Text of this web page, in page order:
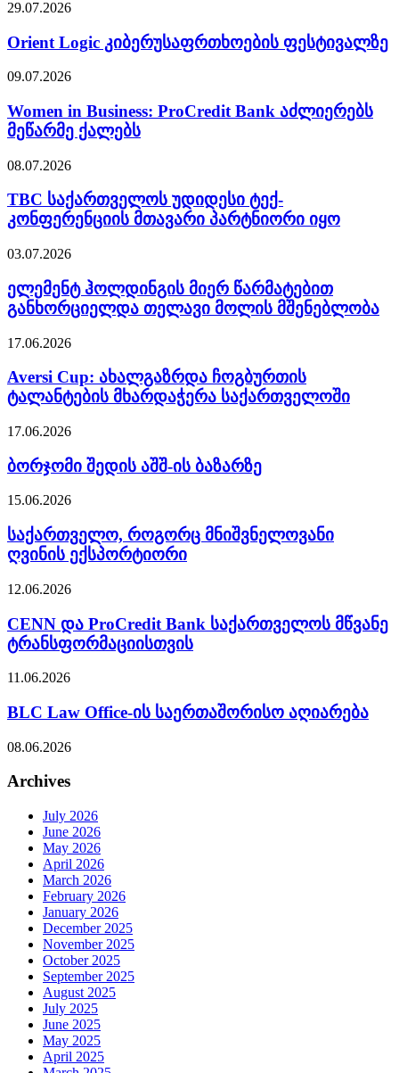
29.07.2026
Orient Logic კიბერუსაფრთხოების ფესტივალზე
09.07.2026
Women in Business: ProCredit Bank აძლიერებს
მეწარმე ქალებს
08.07.2026
TBC საქართველოს უდიდესი ტექ-
კონფერენციის მთავარი პარტნიორი იყო
03.07.2026
ელემენტ ჰოლდინგის მიერ წარმატებით
განხორციელდა თელავი მოლის მშენებლობა
17.06.2026
Aversi Cup: ახალგაზრდა ჩოგბურთის
ტალანტების მხარდაჭერა საქართველოში
17.06.2026
ბორჯომი შედის აშშ-ის ბაზარზე
15.06.2026
საქართველო, როგორც მნიშვნელოვანი
ღვინის ექსპორტიორი
12.06.2026
CENN და ProCredit Bank საქართველოს მწვანე
ტრანსფორმაციისთვის
11.06.2026
BLC Law Office-ის საერთაშორისო აღიარება
08.06.2026
Archives
July 2026
June 2026
May 2026
April 2026
March 2026
February 2026
January 2026
December 2025
November 2025
October 2025
September 2025
August 2025
July 2025
June 2025
May 2025
April 2025